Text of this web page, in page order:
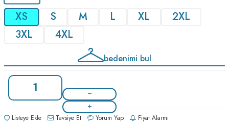
XS S M L XL
2XL
3XL
4XL
bedenimi bul
Listeye Ekle Tavsiye Et Yorum Yap Fiyat Alarmı